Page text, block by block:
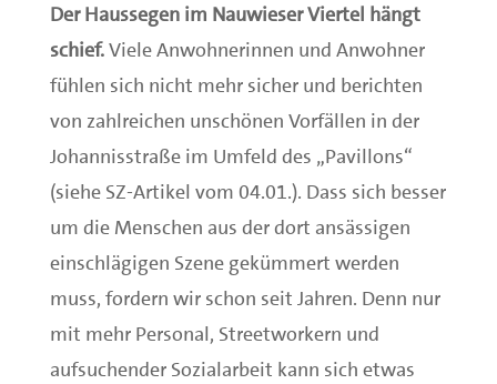
Der Haussegen im Nauwieser Viertel hängt
schief.Viele Anwohnerinnen und Anwohner
fühlen sich nicht mehr sicher und berichten
von zahlreichen unschönen Vorfällen in der
Johannisstraße im Umfeld des „Pavillons“
(siehe SZ-Artikel vom 04.01.). Dass sich besser
um die Menschen aus der dort ansässigen
einschlägigen Szene gekümmert werden
muss, fordern wir schon seit Jahren. Denn nur
mit mehr Personal, Streetworkern und
aufsuchender Sozialarbeit kann sich etwas